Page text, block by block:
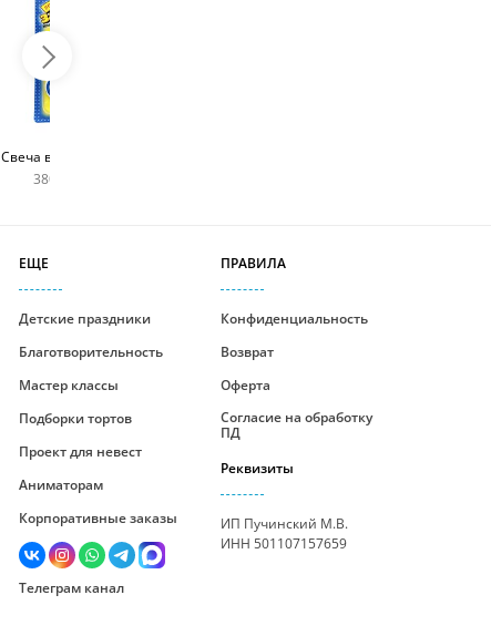
Свеча в виде цифры
380 руб шт
ЕЩЕ
Детские праздники
Благотворительность
Мастер классы
Подборки тортов
Проект для невест
Аниматорам
Корпоративные заказы
Телеграм канал
ПРАВИЛА
Конфиденциальность
Возврат
Оферта
Согласие на обработку
ПД
Реквизиты
ИП Пучинский М.В.
ИНН 501107157659